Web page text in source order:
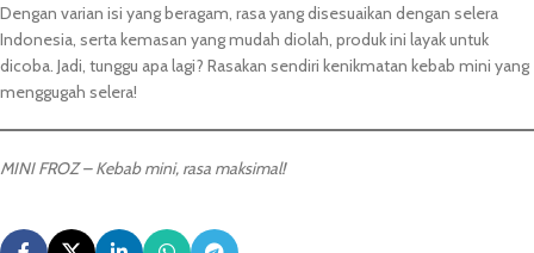
Dengan varian isi yang beragam, rasa yang disesuaikan dengan selera
Indonesia, serta kemasan yang mudah diolah, produk ini layak untuk
dicoba. Jadi, tunggu apa lagi? Rasakan sendiri kenikmatan kebab mini yang
menggugah selera!
MINI FROZ – Kebab mini, rasa maksimal!